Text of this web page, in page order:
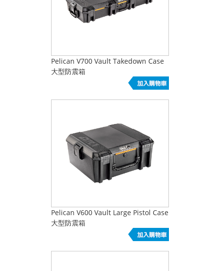
Pelican V700 Vault Takedown Case
大型防震箱
Pelican V600 Vault Large Pistol Case
大型防震箱